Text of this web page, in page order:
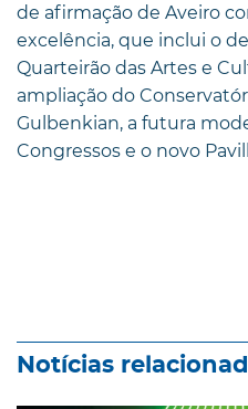
de afirmação de Aveiro
excelência, que inclui o
Quarteirão das Artes e
ampliação do
Gulbenkian, a futura
Congressos e o novo
Notícias